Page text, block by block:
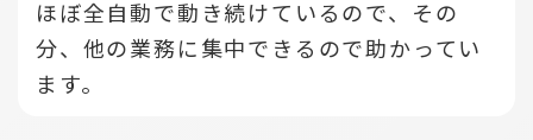
ほぼ全自動で動き続けているので、その
分、他の業務に集中できるので助かってい
ます。